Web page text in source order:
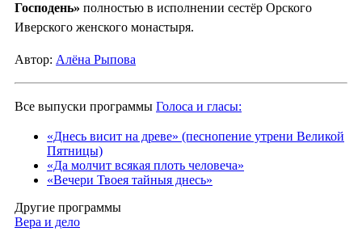
Господень» полностью в исполнении сестёр Орского
Иверского женского монастыря.
Автор: Алёна Рыпова
Все выпуски программы Голоса и гласы:
«Днесь висит на древе» (песнопение утрени Великой
Пятницы)
«Да молчит всякая плоть человеча»
«Вечери Твоея тайныя днесь»
Другие программы
Вера и дело